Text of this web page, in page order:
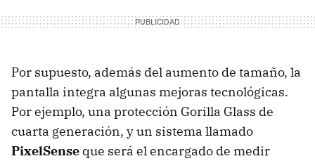
Por supuesto, además del aumento de tamaño, la
pantalla integra algunas mejoras tecnológicas.
Por ejemplo, una protección Gorilla Glass de
cuarta generación, y un sistema llamado
PixelSense que será el encargado de medir